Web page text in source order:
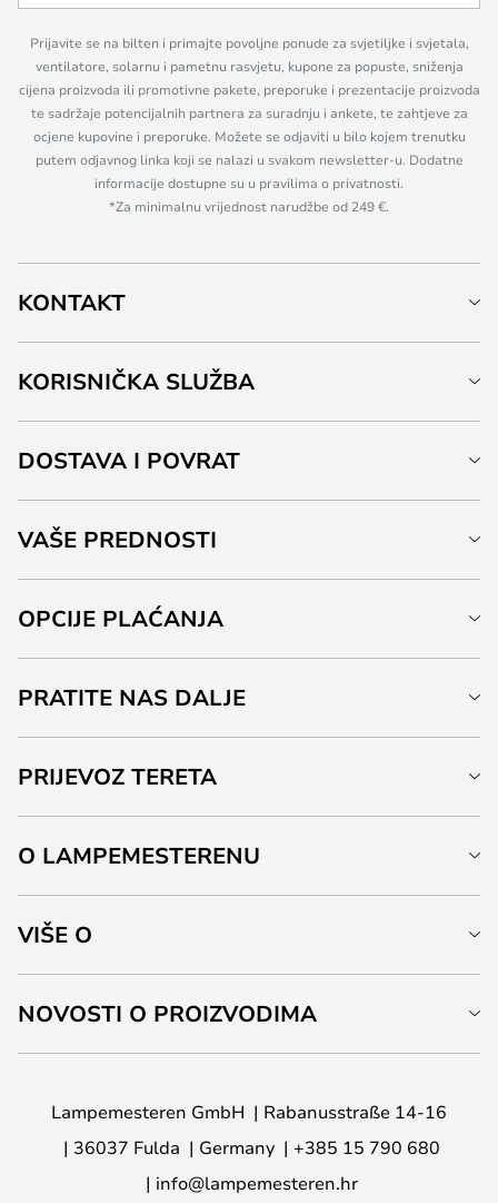
Prijavite se na bilten i primajte povoljne ponude za svjetiljke i svjetala,
ventilatore, solarnu i pametnu rasvjetu, kupone za popuste, sniženja
cijena proizvoda ili promotivne pakete, preporuke i prezentacije proizvoda
te sadržaje potencijalnih partnera za suradnju i ankete, te zahtjeve za
ocjene kupovine i preporuke. Možete se odjaviti u bilo kojem trenutku
putem odjavnog linka koji se nalazi u svakom newsletter-u. Dodatne
informacije dostupne su u pravilima o privatnosti.
*Za minimalnu vrijednost narudžbe od 249 €.
KONTAKT
KORISNIČKA SLUŽBA
DOSTAVA I POVRAT
VAŠE PREDNOSTI
OPCIJE PLAĆANJA
PRATITE NAS DALJE
PRIJEVOZ TERETA
O LAMPEMESTERENU
VIŠE O
NOVOSTI O PROIZVODIMA
Lampemesteren GmbH
Rabanusstraße 14-16
36037 Fulda
Germany
+385 15 790 680
info@lampemesteren.hr